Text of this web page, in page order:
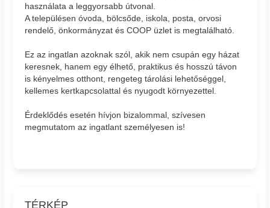
használata a leggyorsabb útvonal.
A településen óvoda, bölcsőde, iskola, posta, orvosi
rendelő, önkormányzat és COOP üzlet is megtalálható.
Ez az ingatlan azoknak szól, akik nem csupán egy házat
keresnek, hanem egy élhető, praktikus és hosszú távon
is kényelmes otthont, rengeteg tárolási lehetőséggel,
kellemes kertkapcsolattal és nyugodt környezettel.
Érdeklődés esetén hívjon bizalommal, szívesen
megmutatom az ingatlant személyesen is!
TÉRKÉP